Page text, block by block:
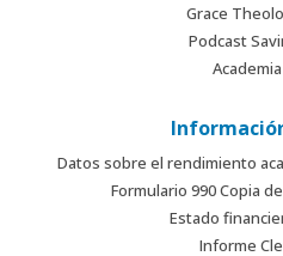
Grace
Podcast
Academia
Datos sobre el rendimiento
Formulario 990 Copia
Estado
Informe